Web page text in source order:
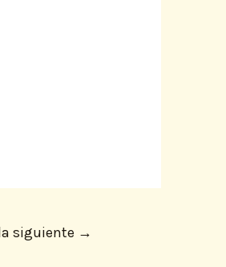
siguiente →